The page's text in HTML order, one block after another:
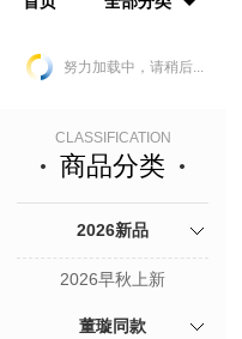
努力加载中，请稍后...
CLASSIFICATION
商品分类
2026新品
2026早秋上新
董璇同款